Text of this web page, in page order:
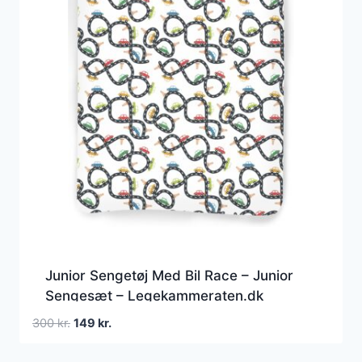
Junior Sengetøj Med Bil Race – Junior
Sengesæt – Legekammeraten.dk
300kr. Den
149 kr.Den